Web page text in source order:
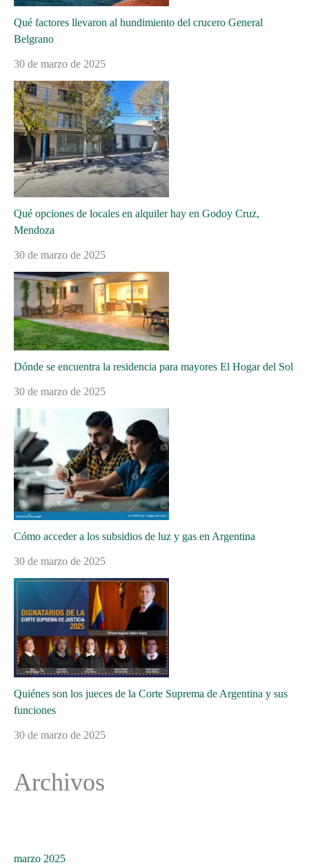
Qué factores llevaron al hundimiento del crucero General
Belgrano
30 de marzo de 2025
Qué opciones de locales en alquiler hay en Godoy Cruz,
Mendoza
30 de marzo de 2025
Dónde se encuentra la residencia para mayores El Hogar del Sol
30 de marzo de 2025
Cómo acceder a los subsidios de luz y gas en Argentina
30 de marzo de 2025
Quiénes son los jueces de la Corte Suprema de Argentina y sus
funciones
30 de marzo de 2025
Archivos
marzo 2025